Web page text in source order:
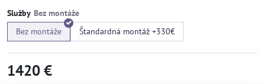
Služby
Bez montáže
Štandardná montáž +330€
1420 €